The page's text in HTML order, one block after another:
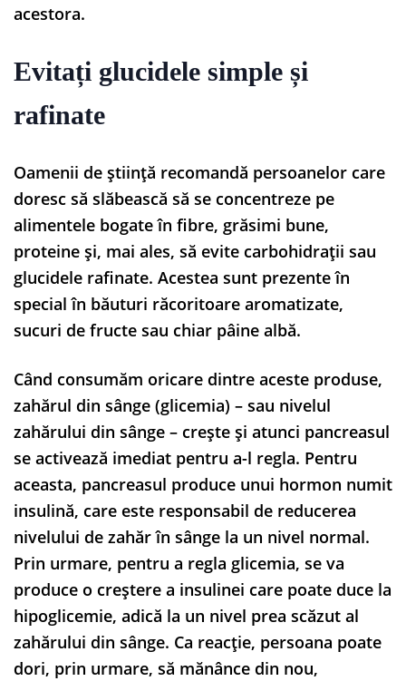
acestora.
Evitați glucidele simple și
rafinate
Oamenii de știință recomandă persoanelor care
doresc să slăbească să se concentreze pe
alimentele bogate în fibre, grăsimi bune,
proteine ​​și, mai ales, să evite carbohidrații sau
glucidele rafinate. Acestea sunt prezente în
special în băuturi răcoritoare aromatizate,
sucuri de fructe sau chiar pâine albă.
Când consumăm oricare dintre aceste produse,
zahărul din sânge (glicemia) – sau nivelul
zahărului din sânge – crește și atunci pancreasul
se activează imediat pentru a-l regla. Pentru
aceasta, pancreasul produce unui hormon numit
insulină, care este responsabil de reducerea
nivelului de zahăr în sânge la un nivel normal.
Prin urmare, pentru a regla glicemia, se va
produce o creștere a insulinei care poate duce la
hipoglicemie, adică la un nivel prea scăzut al
zahărului din sânge. Ca reacție, persoana poate
dori, prin urmare, să mănânce din nou,